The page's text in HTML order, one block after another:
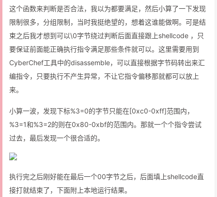
这个函数来判断是否合法，我以为都要满足，然后小算了一下发现
限制很多，分组限制，当时我挺绝望的，想着这谁能做啊。可是结
束之后我才想到可以\0字节绕过判断后面直接跟上shellcode ，只
要保证前面能正确执行指令满足那些条件就可以。这里需要用到
CyberChef工具中的disassemble，可以直接根据字节码转出来汇
编指令，只要执行不产生异常，不让它指令偏移那就都可以放上
来。
小算一波，发现下标%3=0的字节只能在[0xc0-0xff]范围内，
%3=1和%3=2的则在0x80-0xbf的范围内。那就一个个指令尝试
过去，最后发现一个很合适的。
执行完之后刚好能在最后一个00字节之后，后面填上shellcode直
接打就结束了，下面附上本地运行结果。